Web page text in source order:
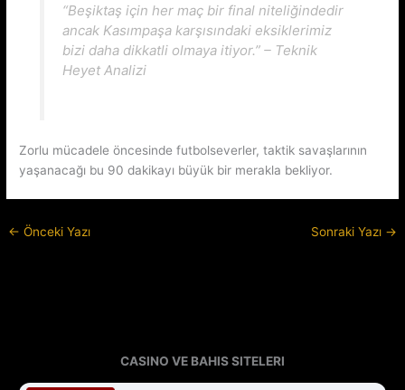
“Beşiktaş için her maç bir final niteliğindedir
ancak Kasımpaşa karşısındaki eksiklerimiz
bizi daha dikkatli olmaya itiyor.” – Teknik
Heyet Analizi
Zorlu mücadele öncesinde futbolseverler, taktik savaşlarının
yaşanacağı bu 90 dakikayı büyük bir merakla bekliyor.
← Önceki Yazı Sonraki Yazı →
CASINO VE BAHIS SITELERI